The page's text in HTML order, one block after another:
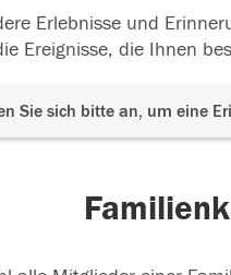
Erlebnisse und
Ereignisse, die Ihnen
Sie sich bitte an, um eine